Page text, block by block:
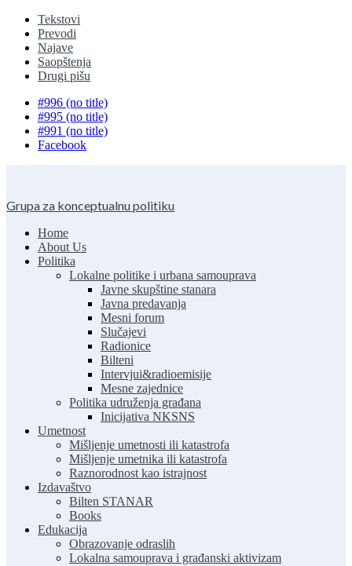
Tekstovi
Prevodi
Najave
Saopštenja
Drugi pišu
#996 (no title)
#995 (no title)
#991 (no title)
Facebook
Grupa za konceptualnu politiku
Home
About Us
Politika
Lokalne politike i urbana samouprava
Javne skupštine stanara
Javna predavanja
Mesni forum
Slučajevi
Radionice
Bilteni
Intervjui&radioemisije
Mesne zajednice
Politika udruženja građana
Inicijativa NKSNS
Umetnost
Mišljenje umetnosti ili katastrofa
Mišljenje umetnika ili katastrofa
Raznorodnost kao istrajnost
Izdavaštvo
Bilten STANAR
Books
Edukacija
Obrazovanje odraslih
Lokalna samouprava i građanski aktivizam